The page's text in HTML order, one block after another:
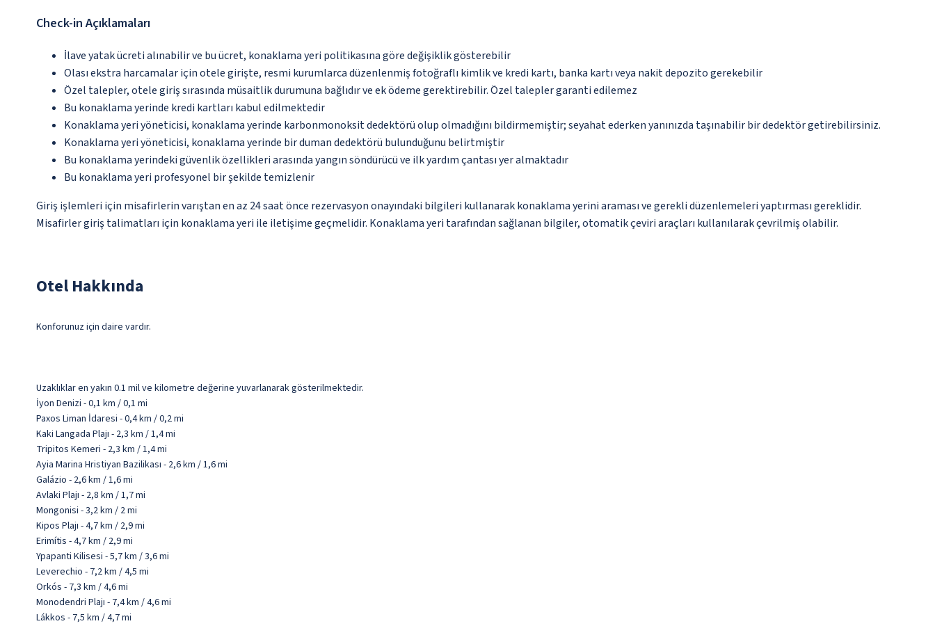
Check-in Açıklamaları
İlave yatak ücreti alınabilir ve bu ücret, konaklama yeri politikasına göre değişiklik gösterebilir
Olası ekstra harcamalar için otele girişte, resmi kurumlarca düzenlenmiş fotoğraflı kimlik ve kredi kartı, banka kartı veya nakit depozito gerekebilir
Özel talepler, otele giriş sırasında müsaitlik durumuna bağlıdır ve ek ödeme gerektirebilir. Özel talepler garanti edilemez
Bu konaklama yerinde kredi kartları kabul edilmektedir
Konaklama yeri yöneticisi, konaklama yerinde karbonmonoksit dedektörü olup olmadığını bildirmemiştir; seyahat ederken yanınızda taşınabilir bir dedektör getirebilirsiniz.
Konaklama yeri yöneticisi, konaklama yerinde bir duman dedektörü bulunduğunu belirtmiştir
Bu konaklama yerindeki güvenlik özellikleri arasında yangın söndürücü ve ilk yardım çantası yer almaktadır
Bu konaklama yeri profesyonel bir şekilde temizlenir
Giriş işlemleri için misafirlerin varıştan en az 24 saat önce rezervasyon onayındaki bilgileri kullanarak konaklama yerini araması ve gerekli düzenlemeleri yaptırması gereklidir.
Misafirler giriş talimatları için konaklama yeri ile iletişime geçmelidir. Konaklama yeri tarafından sağlanan bilgiler, otomatik çeviri araçları kullanılarak çevrilmiş olabilir.
Otel Hakkında
Konforunuz için daire vardır.
Uzaklıklar en yakın 0.1 mil ve kilometre değerine yuvarlanarak gösterilmektedir.
İyon Denizi - 0,1 km / 0,1 mi
Paxos Liman İdaresi - 0,4 km / 0,2 mi
Kaki Langada Plajı - 2,3 km / 1,4 mi
Tripitos Kemeri - 2,3 km / 1,4 mi
Ayia Marina Hristiyan Bazilikası - 2,6 km / 1,6 mi
Galázio - 2,6 km / 1,6 mi
Avlaki Plajı - 2,8 km / 1,7 mi
Mongonisi - 3,2 km / 2 mi
Kipos Plajı - 4,7 km / 2,9 mi
Erimítis - 4,7 km / 2,9 mi
Ypapanti Kilisesi - 5,7 km / 3,6 mi
Leverechio - 7,2 km / 4,5 mi
Orkós - 7,3 km / 4,6 mi
Monodendri Plajı - 7,4 km / 4,6 mi
Lákkos - 7,5 km / 4,7 mi